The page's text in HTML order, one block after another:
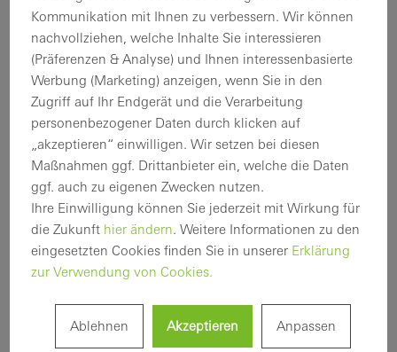
Die Schüco Lösung für eine effiziente Montage von
Fenstern, Türen und Fassaden – die
vollautomatische Vier-Kopf-Eckverbindermaschine
inkl. automatischen Ein- und Austransport Schüco
CC 800.
Download (jpg, 5,4 MB)
Kommunikation mit Ihnen zu verbessern. Wir können
nachvollziehen, welche Inhalte Sie interessieren
(Präferenzen & Analyse) und Ihnen interessenbasierte
Werbung (Marketing) anzeigen, wenn Sie in den
Zugriff auf Ihr Endgerät und die Verarbeitung
personenbezogener Daten durch klicken auf
„akzeptieren“ einwilligen. Wir setzen bei diesen
Maßnahmen ggf. Drittanbieter ein, welche die Daten
ggf. auch zu eigenen Zwecken nutzen.
Ihre Einwilligung können Sie jederzeit mit Wirkung für
die Zukunft hier ändern. Weitere Informationen zu den
eingesetzten Cookies finden Sie in unserer Erklärung
zur Verwendung von Cookies.
Ablehnen Akzeptieren Anpassen